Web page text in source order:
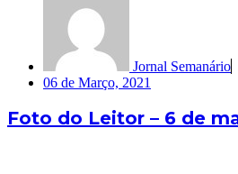
Jornal Semanário
06 de Março, 2021
Foto do Leitor – 6 de